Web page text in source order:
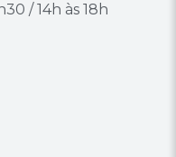
/ 14h às 18h